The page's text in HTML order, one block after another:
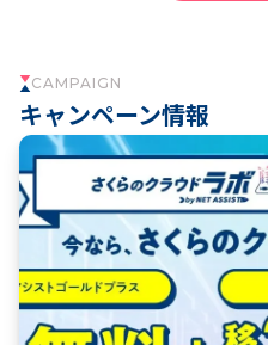
CAMPAIGN
キャンペーン情報